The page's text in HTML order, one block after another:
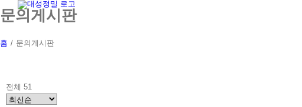
to
문의게시판
홈 / 문의게시판
전체 51